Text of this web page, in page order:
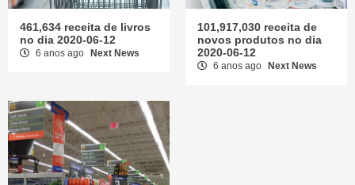
461,634 receita de livros
no dia 2020-06-12
6 anos ago Next News
101,917,030 receita de
novos produtos no dia
2020-06-12
6 anos ago Next News